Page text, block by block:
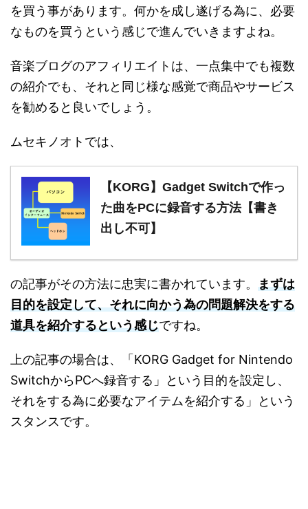
を買う事があります。何かを成し遂げる為に、必要
なものを買うという感じで進んでいきますよね。
音楽ブログのアフィリエイトは、一点集中でも複数
の紹介でも、それと同じ様な感覚で商品やサービス
を勧めると良いでしょう。
ムセキノオトでは、
【KORG】Gadget Switchで作っ
た曲をPCに録音する方法【書き
出し不可】
の記事がその方法に忠実に書かれています。 まずは
目的を設定して、それに向かう為の問題解決をする
道具を紹介するという感じですね。
上の記事の場合は、「KORG Gadget for Nintendo
SwitchからPCへ録音する」という目的を設定し、
それをする為に必要なアイテムを紹介する」という
スタンスです。